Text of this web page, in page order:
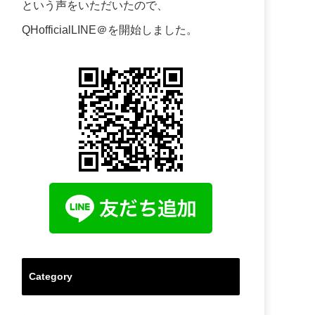
という声をいただいたので、
QHofficialLINE＠を開始しました。
Category